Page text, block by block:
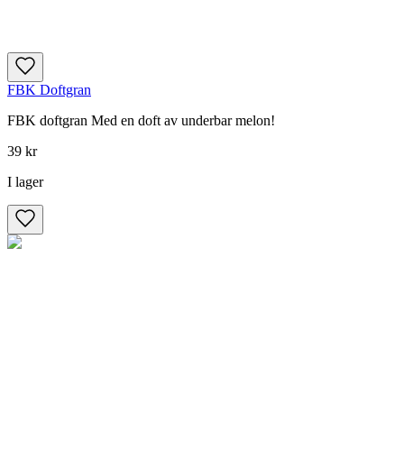
FBK Doftgran
FBK doftgran Med en doft av underbar melon!
39 kr
I lager